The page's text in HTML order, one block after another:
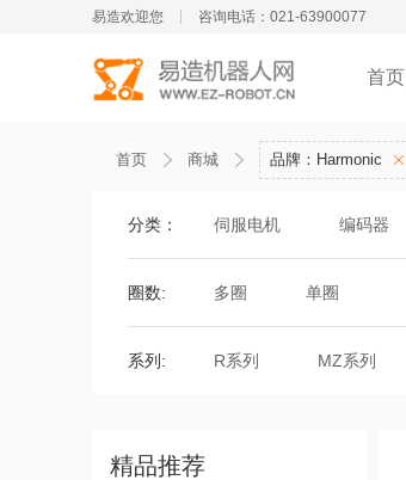
易造欢迎您 咨询电话：021-63900077
首页
首页 商城 品牌：Harmonic
分类： 伺服电机 编码器
圈数: 多圈 单圈
系列: R系列 MZ系列
精品推荐